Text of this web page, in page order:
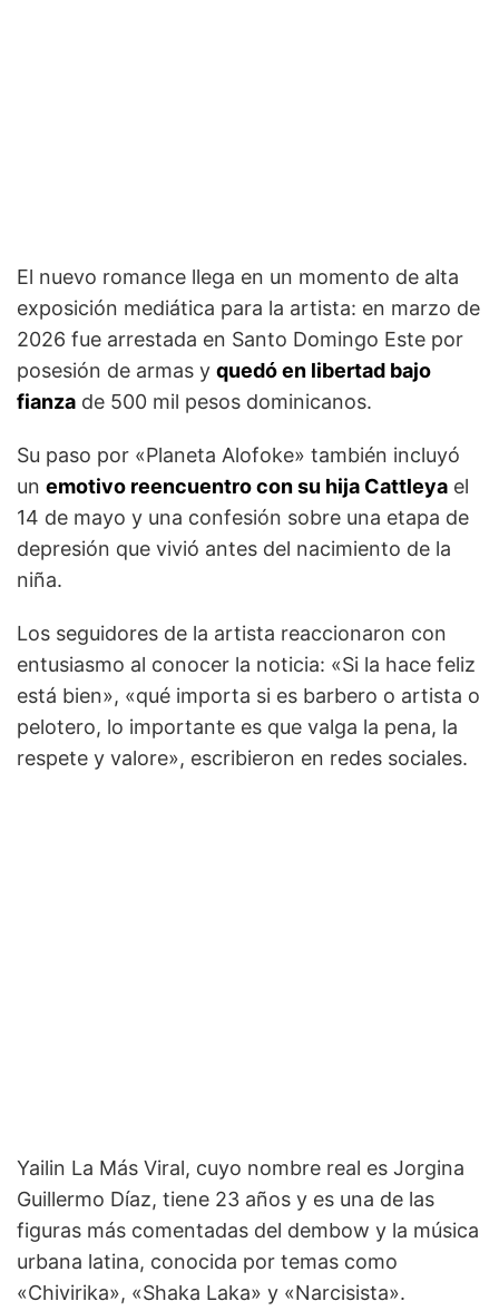
El nuevo romance llega en un momento de alta
exposición mediática para la artista: en marzo de
2026 fue arrestada en Santo Domingo Este por
posesión de armas y quedó en libertad bajo
fianza de 500 mil pesos dominicanos.
Su paso por «Planeta Alofoke» también incluyó
un emotivo reencuentro con su hija Cattleya el
14 de mayo y una confesión sobre una etapa de
depresión que vivió antes del nacimiento de la
niña.
Los seguidores de la artista reaccionaron con
entusiasmo al conocer la noticia: «Si la hace feliz
está bien», «qué importa si es barbero o artista o
pelotero, lo importante es que valga la pena, la
respete y valore», escribieron en redes sociales.
Yailin La Más Viral, cuyo nombre real es Jorgina
Guillermo Díaz, tiene 23 años y es una de las
figuras más comentadas del dembow y la música
urbana latina, conocida por temas como
«Chivirika», «Shaka Laka» y «Narcisista».